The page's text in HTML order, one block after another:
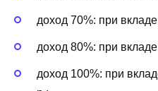
доход 70%: при
доход 80%: при
доход 100%: при